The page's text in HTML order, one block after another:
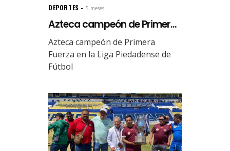
DEPORTES 5 meses.
Azteca campeón de Primer...
Azteca campeón de Primera
Fuerza en la Liga Piedadense de
Fútbol